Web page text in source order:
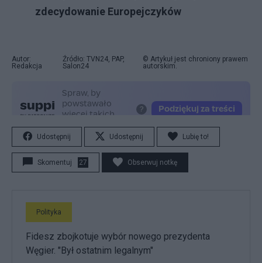
zdecydowanie Europejczyków
Autor:
Redakcja
Źródło: TVN24, PAP,
Salon24
© Artykuł jest chroniony prawem
autorskim.
Udostępnij Udostępnij Lubię to!
Skomentuj 27 Obserwuj notkę
Polityka
Fidesz zbojkotuje wybór nowego prezydenta
Węgier. "Był ostatnim legalnym"